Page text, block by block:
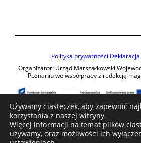
Polityka prywatności
Organizator: Urząd Marszałkowski
Poznaniu we współpracy z redakcją
Patroni medialni:
Używamy ciasteczek, aby zapewnić
korzystania z naszej witryny.
Więcej informacji na temat plików
używamy, oraz możliwości ich